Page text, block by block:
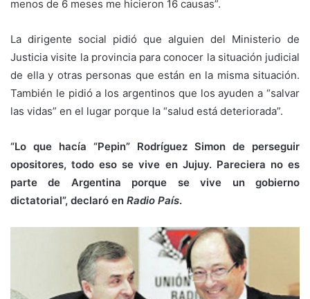
menos de 6 meses me hicieron 16 causas”.
La dirigente social pidió que alguien del Ministerio de
Justicia visite la provincia para conocer la situación judicial
de ella y otras personas que están en la misma situación.
También le pidió a los argentinos que los ayuden a “salvar
las vidas” en el lugar porque la “salud está deteriorada”.
“Lo que hacía “Pepin” Rodríguez Simon de perseguir
opositores, todo eso se vive en Jujuy. Pareciera no es
parte de Argentina porque se vive un gobierno
dictatorial”, declaró en Radio País.